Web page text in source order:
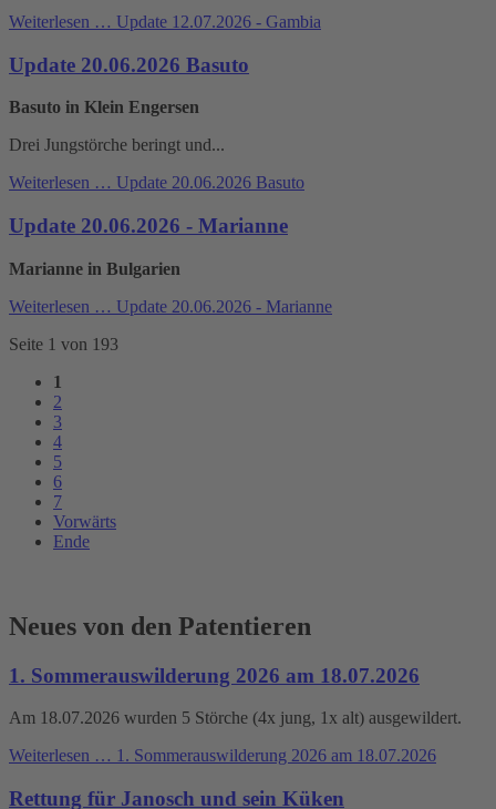
Weiterlesen … Update 12.07.2026 - Gambia
Update 20.06.2026 Basuto
Basuto in Klein Engersen
Drei Jungstörche beringt und...
Weiterlesen … Update 20.06.2026 Basuto
Update 20.06.2026 - Marianne
Marianne in Bulgarien
Weiterlesen … Update 20.06.2026 - Marianne
Seite 1 von 193
1
2
3
4
5
6
7
Vorwärts
Ende
Neues von den Patentieren
1. Sommerauswilderung 2026 am 18.07.2026
Am 18.07.2026 wurden 5 Störche (4x jung, 1x alt) ausgewildert.
Weiterlesen … 1. Sommerauswilderung 2026 am 18.07.2026
Rettung für Janosch und sein Küken